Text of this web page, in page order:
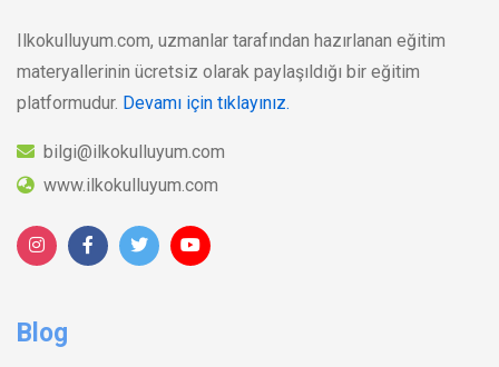
Ilkokulluyum.com, uzmanlar tarafından hazırlanan eğitim
materyallerinin ücretsiz olarak paylaşıldığı bir eğitim
platformudur. Devamı için tıklayınız.
bilgi@ilkokulluyum.com
www.ilkokulluyum.com
Blog